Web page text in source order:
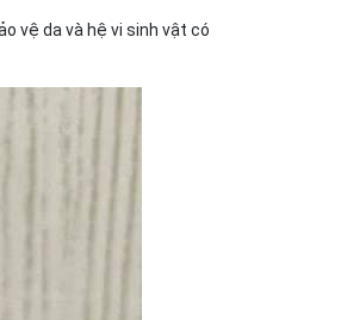
vệ da và hệ vi sinh vật có